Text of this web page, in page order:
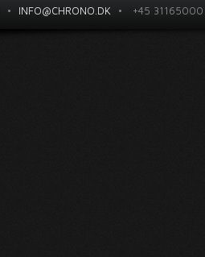
• INFO@CHRONO.DK • +45 31165000